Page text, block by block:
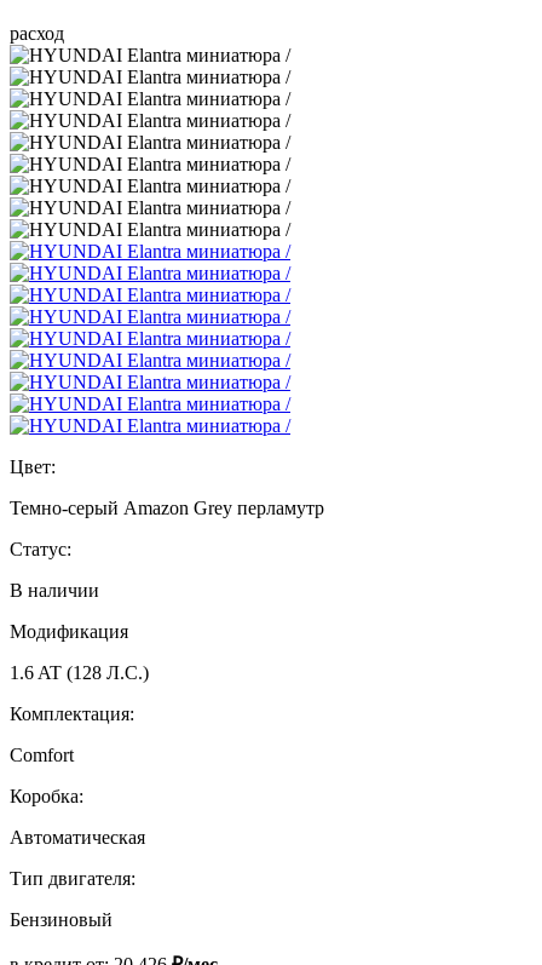
расход
Цвет:
Темно-серый Amazon Grey перламутр
Статус:
В наличии
Модификация
1.6 AT (128 Л.С.)
Комплектация:
Comfort
Коробка:
Автоматическая
Тип двигателя:
Бензиновый